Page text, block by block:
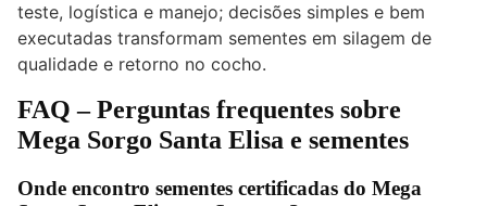
teste, logística e manejo; decisões simples e bem
executadas transformam sementes em silagem de
qualidade e retorno no cocho.
FAQ – Perguntas frequentes sobre
Mega Sorgo Santa Elisa e sementes
Onde encontro sementes certificadas do Mega